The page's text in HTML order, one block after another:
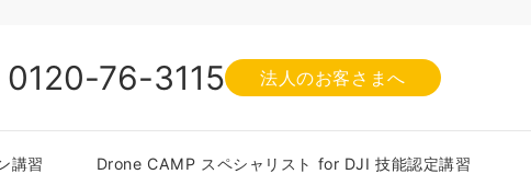
0120-76-3115 法人のお客さまへ
講習 Drone CAMP スペシャリスト for DJI 技能認定講習